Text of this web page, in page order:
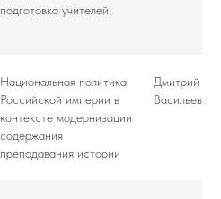
подготовка учителей.
Национальная политика
Российской империи в
контексте модернизации
содержания
преподавания истории
Дмитрий
Васильев